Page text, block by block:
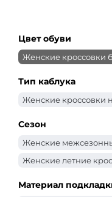
Цвет обуви
Женские кроссовки
Тип каблука
Женские кроссовки
Сезон
Женские
Женские летние
Материал